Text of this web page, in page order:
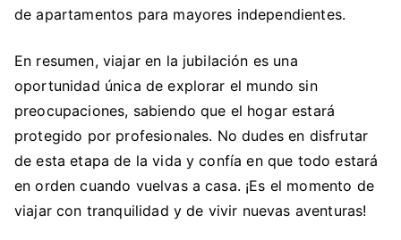
de apartamentos para mayores independientes.
En resumen, viajar en la jubilación es una
oportunidad única de explorar el mundo sin
preocupaciones, sabiendo que el hogar estará
protegido por profesionales. No dudes en disfrutar
de esta etapa de la vida y confía en que todo estará
en orden cuando vuelvas a casa. ¡Es el momento de
viajar con tranquilidad y de vivir nuevas aventuras!